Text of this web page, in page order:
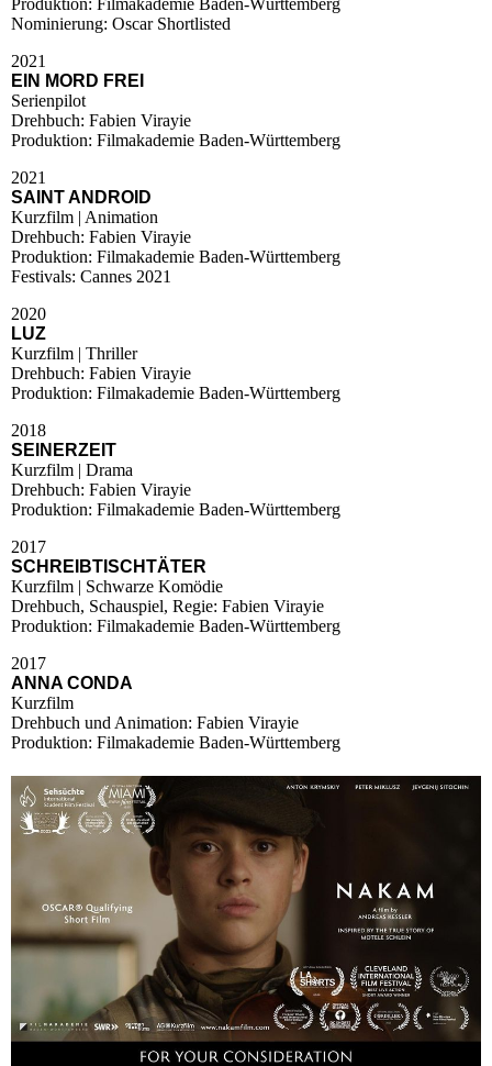
Nominierung: Oscar Shortlisted
2021
EIN MORD FREI
Serienpilot
Drehbuch: Fabien Virayie
Produktion: Filmakademie Baden-Württemberg
2021
SAINT ANDROID
Kurzfilm | Animation
Drehbuch: Fabien Virayie
Produktion: Filmakademie Baden-Württemberg
Festivals: Cannes 2021
2020
LUZ
Kurzfilm | Thriller
Drehbuch: Fabien Virayie
Produktion: Filmakademie Baden-Württemberg
2018
SEINERZEIT
Kurzfilm | Drama
Drehbuch: Fabien Virayie
Produktion: Filmakademie Baden-Württemberg
2017
SCHREIBTISCHTÄTER
Kurzfilm | Schwarze Komödie
Drehbuch, Schauspiel, Regie: Fabien Virayie
Produktion: Filmakademie Baden-Württemberg
2017
ANNA CONDA
Kurzfilm
Drehbuch und Animation: Fabien Virayie
Produktion: Filmakademie Baden-Württemberg